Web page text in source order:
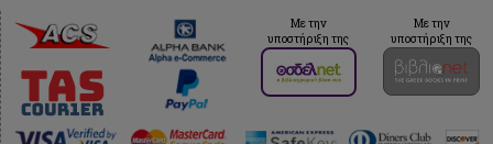
Με την
υποστήριξη της
Με την
υποστήριξη της